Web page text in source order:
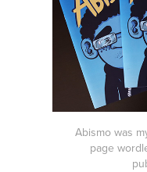
Abismo was
page